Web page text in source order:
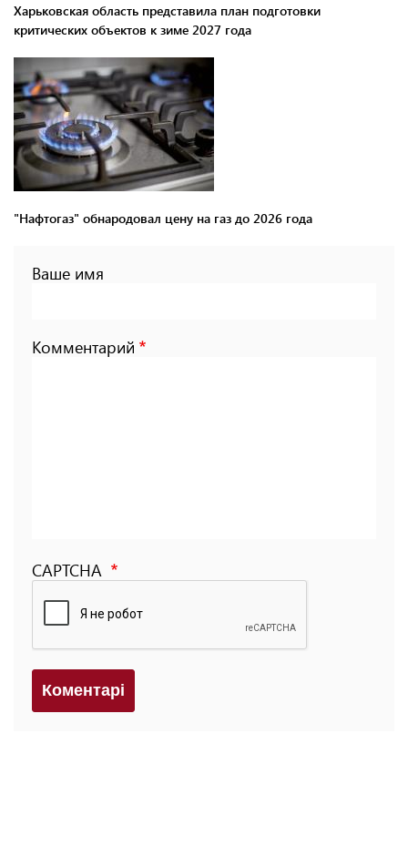
Харьковская область представила план подготовки
критических объектов к зиме 2027 года
"Нафтогаз" обнародовал цену на газ до 2026 года
Ваше имя
Комментарий
CAPTCHA
Коментарi